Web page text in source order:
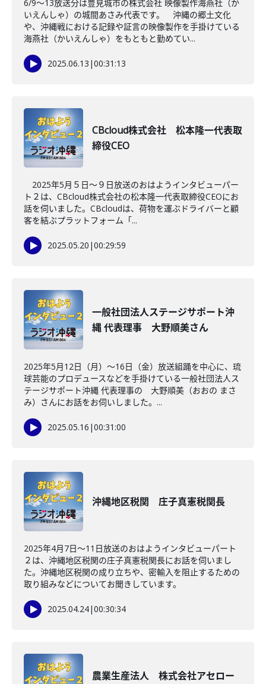
6/9～13放送分は豊見城市の株式会社 映像製作海燕社（か
いえんしゃ）の城間あさみ代表です。 沖縄の郷土文化
や、沖縄戦における記録や証言の映像製作を手掛けている
海燕社（かいえんしゃ）をもともと勤めてい...
2025.06.13 |00:31:13
CBcloud株式会社 松本隆一代表取
締役CEO
2025年5月５日～９日放送のおはようインタビューパー
ト２は、CBcloud株式会社の松本隆一代表取締役CEOにお
話を伺いました。CBcloudは、荷物を運ぶドライバーと顧
客を結ぶプラットフォーム「...
2025.05.20 |00:29:59
一般社団法人ステージサポート沖
縄 代表理事 大野順美さん
2025年5月12日（月）～16日（金）放送組踊を中心に、琉
球芸能のプロデュースなどを手掛けている一般社団法人ス
テージサポート沖縄 代表理事の 大野順美（おおの まさ
み）さんにお話をお伺いしました。...
2025.05.16 |00:31:00
沖縄地区税関 庄子真憲税関長
2025年4月7日～11日放送のおはようインタビューパート
２は、沖縄地区税関の庄子真憲税関長にお話を伺いまし
た。沖縄地区税関の成り立ちや、密輸入を阻止するための
取り組みなどについてお聞きしています。
2025.04.24|00:30:34
農業生産法人 株式会社アセロー